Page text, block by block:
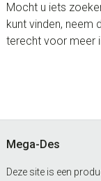
Mocht u iets
kunt vinden, neem
terecht voor meer
Footer
Mega-Des
Deze site is een